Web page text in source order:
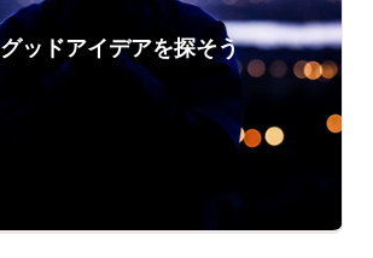
グッドアイデアを探そう